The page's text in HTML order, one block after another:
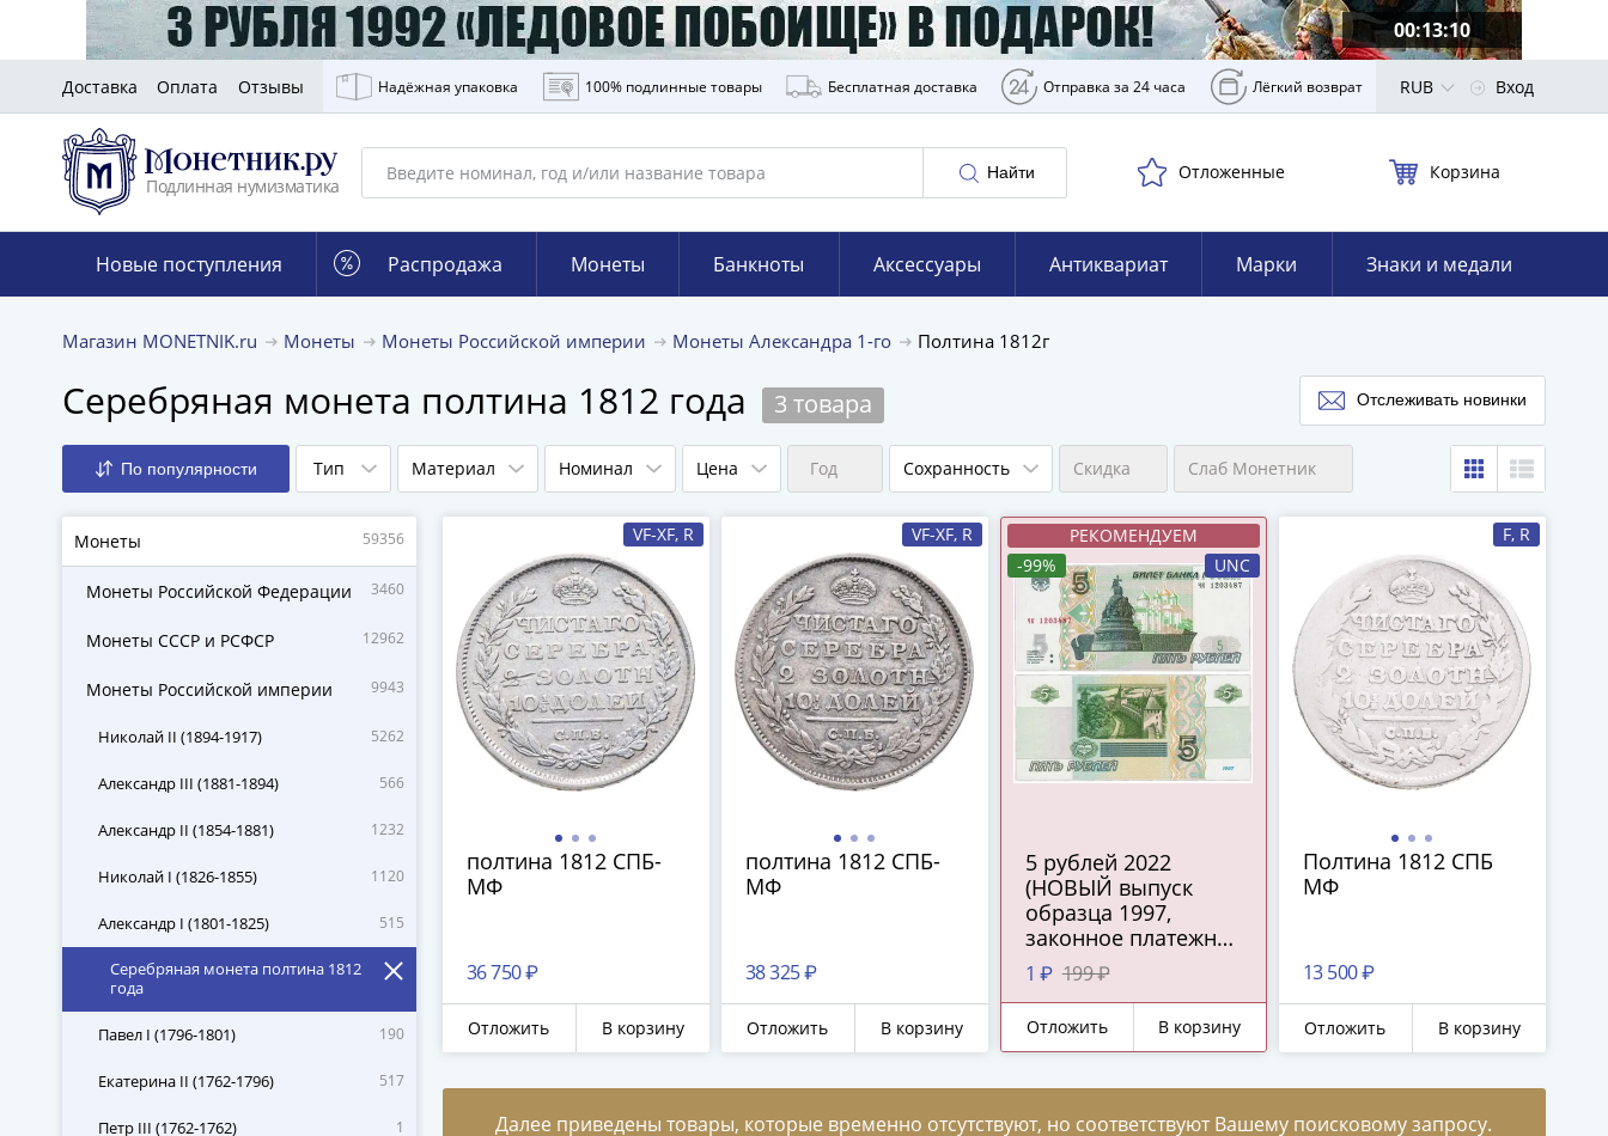
00:13:09
Доставка Оплата Отзывы Надёжная упаковка 100% подлинные товары Бесплатная доставка Отправка за 24 часа Лёгкий возврат RUB Вход
Подлинная нумизматика
Найти Отложенные Корзина
Новые поступления Распродажа Монеты Банкноты Аксессуары Антиквариат Марки Знаки и медали
Магазин MONETNIK.ru Монеты Монеты Российской империи Монеты Александра 1-го Полтина 1812г
Серебряная монета полтина 1812 года 3 товара Отслеживать новинки
По популярности Тип Материал Номинал Цена Год Сохранность Скидка Слаб Монетник
Монеты 59356
Монеты Российской Федерации 3460
Монеты СССР и РСФСР 12962
Монеты Российской империи 9943
Николай II (1894-1917) 5262
Александр III (1881-1894) 566
Александр II (1854-1881) 1232
Николай I (1826-1855) 1120
Александр I (1801-1825)
Серебряная монета полтина 1812
года
515
Павел I (1796-1801) 190
Екатерина II (1762-1796) 517
Петр III (1762-1762) 1
VF-XF, R
полтина 1812 СПБ-
МФ
36 750 ₽
Отложить В корзину
VF-XF, R
полтина 1812 СПБ-
МФ
38 325 ₽
Отложить В корзину
РЕКОМЕНДУЕМ
-99%
UNC
5 рублей 2022
(НОВЫЙ выпуск
образца 1997,
законное платежное
средство ЦБ РФ)
ПРЕСС
1 ₽ 199 ₽
Отложить В корзину
F, R
Полтина 1812 СПБ
МФ
13 500 ₽
Отложить В корзину
Далее приведены товары, которые временно отсутствуют, но соответствуют Вашему поисковому запросу.